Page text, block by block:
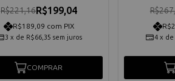
R$221,16R$199,04
R$189,09 com PIX
3 x de R$66,35 sem juros
COMPRAR
4 x de